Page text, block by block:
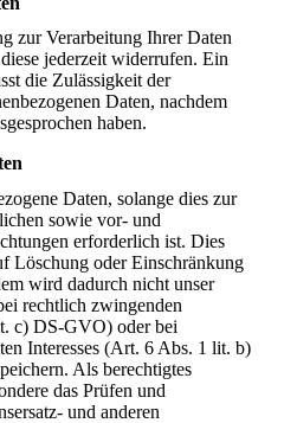
zur Verarbeitung Ihrer Daten
jederzeit widerrufen. Ein
die Zulässigkeit der
Daten, nachdem
haben.
Daten, solange dies zur
sowie vor- und
erforderlich ist. Dies
Löschung oder Einschränkung
wird dadurch nicht unser
rechtlich zwingenden
c) DS-GVO) oder bei
Interesses (Art. 6 Abs. 1 lit. b)
Als berechtigtes
das Prüfen und
und anderen